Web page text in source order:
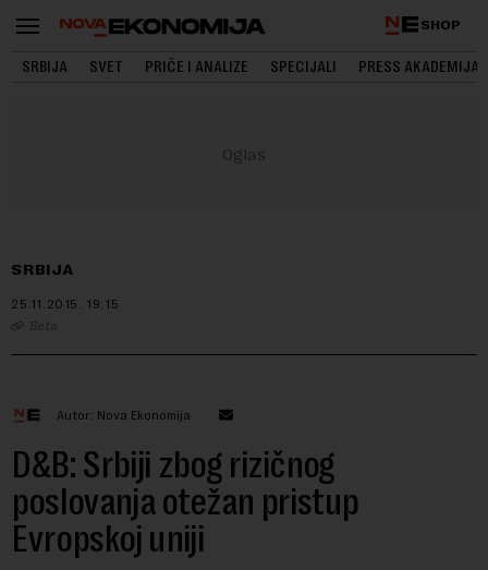
SHOP
SRBIJA SVET PRIČE I ANALIZE SPECIJALI PRESS AKADEMIJA
SRBIJA
25.11.2015. 19:15
Beta
Autor: Nova Ekonomija
D&B: Srbiji zbog rizičnog
poslovanja otežan pristup
Evropskoj uniji